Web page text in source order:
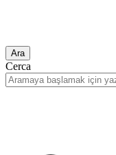
Ara
Cerca